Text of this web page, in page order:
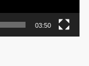
03:50